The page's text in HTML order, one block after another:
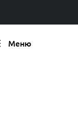
Меню